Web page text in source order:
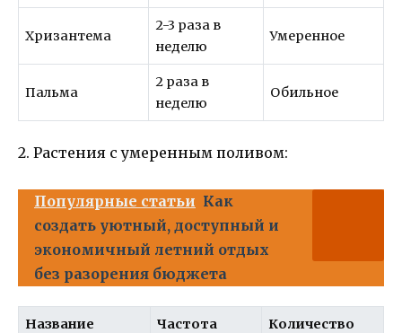
Хризантема
2-3 раза в
неделю
Умеренное
Пальма
2 раза в
неделю
Обильное
2. Растения с умеренным поливом:
Популярные статьи Как
создать уютный, доступный и
экономичный летний отдых
без разорения бюджета
Название
Частота
Количество